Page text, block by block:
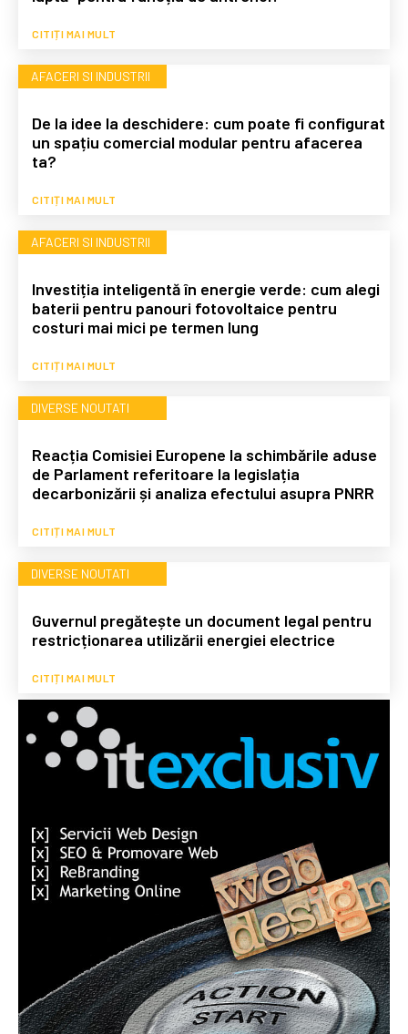
CITIȚI MAI MULT
AFACERI SI INDUSTRII
De la idee la deschidere: cum poate fi configurat
un spațiu comercial modular pentru afacerea
ta?
CITIȚI MAI MULT
AFACERI SI INDUSTRII
Investiția inteligentă în energie verde: cum alegi
baterii pentru panouri fotovoltaice pentru
costuri mai mici pe termen lung
CITIȚI MAI MULT
DIVERSE NOUTATI
Reacția Comisiei Europene la schimbările aduse
de Parlament referitoare la legislația
decarbonizării și analiza efectului asupra PNRR
CITIȚI MAI MULT
DIVERSE NOUTATI
Guvernul pregătește un document legal pentru
restricționarea utilizării energiei electrice
CITIȚI MAI MULT